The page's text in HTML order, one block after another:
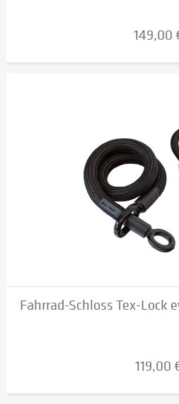
149,00
Fahrrad-Schloss Tex-Lock
119,00